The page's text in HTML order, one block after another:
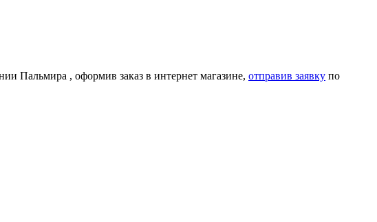
Пальмира , оформив заказ в интернет магазине, отправив заявку по